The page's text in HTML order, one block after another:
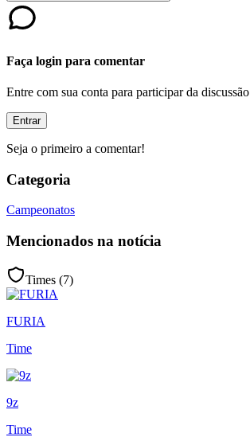
Faça login para comentar
Entre com sua conta para participar da discussão
Entrar
Seja o primeiro a comentar!
Categoria
Campeonatos
Mencionados na notícia
Times (7)
FURIA
Time
9z
Time